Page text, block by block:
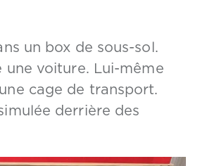
un box de sous-sol.
une voiture. Lui-même
cage de transport.
derrière des